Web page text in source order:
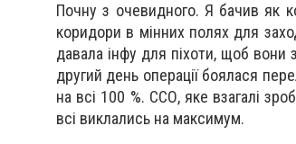
Почну з очевидного. Я бачив як
коридори в мінних полях для
давала інфу для піхоти, щоб вони
другий день операції боялася
на всі 100 %. ССО, яке взагалі
всі виклались на максимум.